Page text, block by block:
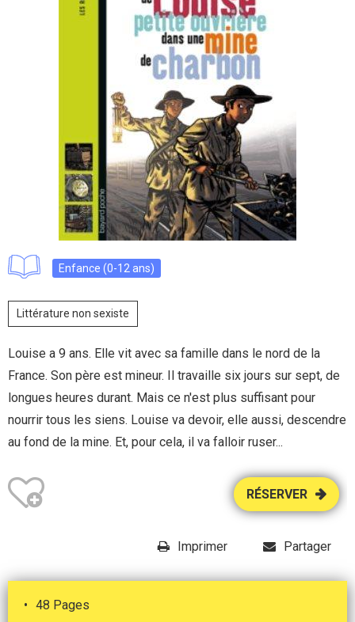
Enfance (0-12 ans)
Littérature non sexiste
Louise a 9 ans. Elle vit avec sa famille dans le nord de la
France. Son père est mineur. Il travaille six jours sur sept, de
longues heures durant. Mais ce n'est plus suffisant pour
nourrir tous les siens. Louise va devoir, elle aussi, descendre
au fond de la mine. Et, pour cela, il va falloir ruser...
RÉSERVER
Imprimer Partager
48 Pages